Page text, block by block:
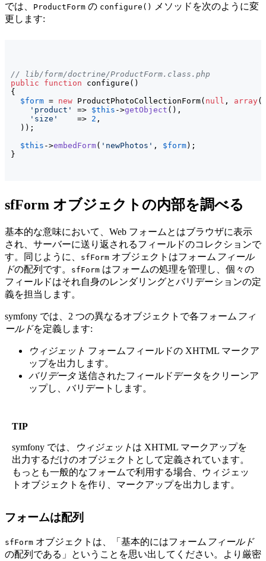
では、 ProductForm の configure()
メソッドを次のように変
更します:
// lib/form/doctrine/ProductForm.class.php
public
function configure ( )
{
$form = new ProductPhotoCollectionForm( null , array(
'product'
=> $this ->getObject ( ) ,
'size'
    =>
2 ,
) ) ;
$this ->embedForm( 'newPhotos' , $form)
}
sfForm オブジェクトの内部を調べる
基本的な意味において、Web フォームとはブラウザに表示
され、サーバーに送り返されるフィールドのコレクションで
す。同じように、
sfForm オブジェクトはフォーム フィール
ドの配列です。 sfForm はフォームの処理を管理し、個々の
フィールドはそれ自身のレンダリングとバリデーションの定
義を担当します。
symfony では、2 つの異なるオブジェクトで各フォーム フィ
ールドを定義します:
ウィジェット フォームフィールドの XHTML マークア
ップを出力します。
バリデータ 送信されたフィールドデータをクリーンア
ップし、バリデートします。
TIP
symfony では、 ウィジェット は XHTML マークアップを
出力するだけのオブジェクトとして定義されています。
もっとも一般的なフォームで利用する場合、ウィジェッ
トオブジェクトを作り、マークアップを出力します。
フォームは配列
sfForm オブジェクトは、「基本的にはフォーム フィールド
の配列である」ということを思い出してください。より厳密